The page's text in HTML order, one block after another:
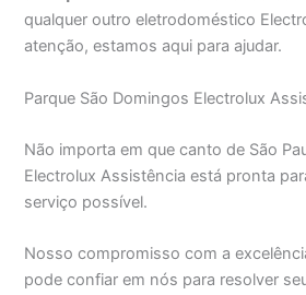
qualquer outro eletrodoméstico
atenção, estamos aqui para ajudar.
Parque São Domingos Electrolux
Não importa em que canto de São
Electrolux Assistência está pronta
serviço possível.
Nosso compromisso com a
pode confiar em nós para resolver